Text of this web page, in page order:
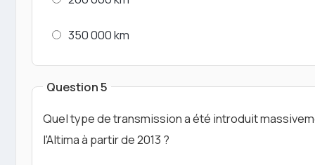
350 000 km
Question 5
Quel type de transmission a été introduit
l'Altima à partir de 2013 ?